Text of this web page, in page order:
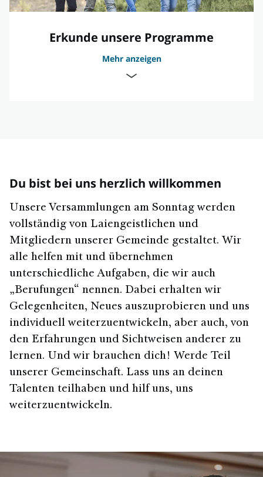
Erkunde unsere Programme
Mehr anzeigen
Du bist bei uns herzlich willkommen
Unsere Versammlungen am Sonntag werden
vollständig von Laiengeistlichen und
Mitgliedern unserer Gemeinde gestaltet. Wir
alle helfen mit und übernehmen
unterschiedliche Aufgaben, die wir auch
„Berufungen“ nennen. Dabei erhalten wir
Gelegenheiten, Neues auszuprobieren und uns
individuell weiterzuentwickeln, aber auch, von
den Erfahrungen und Sichtweisen anderer zu
lernen. Und wir brauchen dich! Werde Teil
unserer Gemeinschaft. Lass uns an deinen
Talenten teilhaben und hilf uns, uns
weiterzuentwickeln.